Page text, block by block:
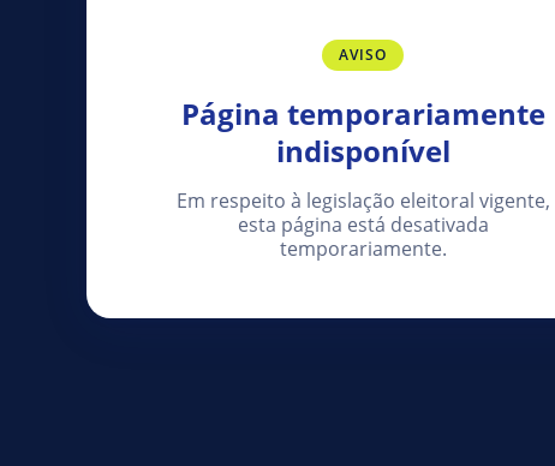
AVISO
Página temporariamente
indisponível
Em respeito à legislação eleitoral vigente,
esta página está desativada
temporariamente.